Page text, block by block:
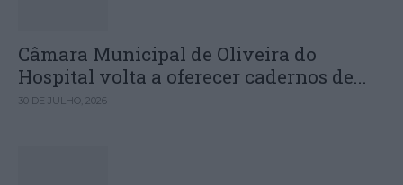
Câmara Municipal de Oliveira do
Hospital volta a oferecer cadernos de...
30 DE JULHO, 2026